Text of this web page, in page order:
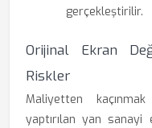
gerçekleştirilir.
Orijinal Ekran
Riskler
Maliyetten
yaptırılan yan sanayi